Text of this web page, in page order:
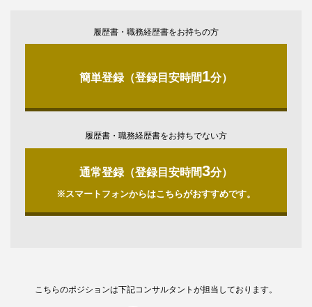
履歴書・職務経歴書をお持ちの方
簡単登録（登録目安時間1分）
履歴書・職務経歴書をお持ちでない方
通常登録（登録目安時間3分）
※スマートフォンからはこちらがおすすめです。
こちらのポジションは下記コンサルタントが担当しております。